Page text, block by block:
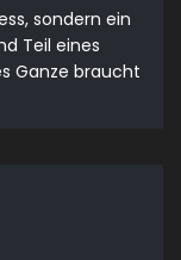
sondern ein
Teil eines
Ganze braucht